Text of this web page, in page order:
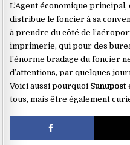
L’Agent économique
distribue le foncier à sa
à prendre du côté de
imprimerie, qui pour des
l’énorme bradage du foncier
d’attentions, par quelques
Voici aussi pourquoi Sunupost
tous, mais être également